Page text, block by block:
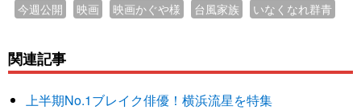
今週公開 映画 映画かぐや様 台風家族 いなくなれ群青
関連記事
上半期No.1ブレイク俳優！横浜流星を特集